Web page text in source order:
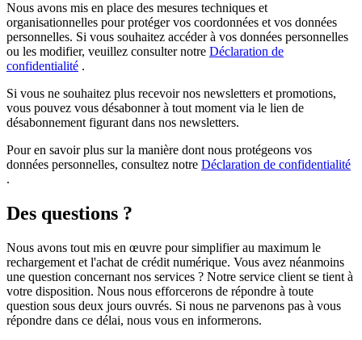
Nous avons mis en place des mesures techniques et
organisationnelles pour protéger vos coordonnées et vos données
personnelles. Si vous souhaitez accéder à vos données personnelles
ou les modifier, veuillez consulter notre Déclaration de
confidentialité .
Si vous ne souhaitez plus recevoir nos newsletters et promotions,
vous pouvez vous désabonner à tout moment via le lien de
désabonnement figurant dans nos newsletters.
Pour en savoir plus sur la manière dont nous protégeons vos
données personnelles, consultez notre Déclaration de confidentialité
.
Des questions ?
Nous avons tout mis en œuvre pour simplifier au maximum le
rechargement et l'achat de crédit numérique. Vous avez néanmoins
une question concernant nos services ? Notre service client se tient à
votre disposition. Nous nous efforcerons de répondre à toute
question sous deux jours ouvrés. Si nous ne parvenons pas à vous
répondre dans ce délai, nous vous en informerons.